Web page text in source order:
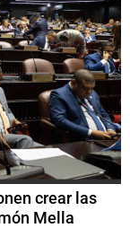
crear las
Mella